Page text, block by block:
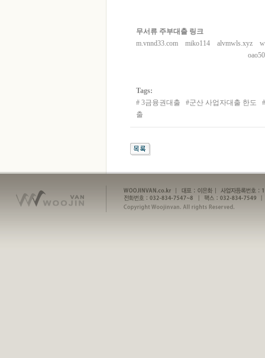
무서류 주부대출 링크
m.vnnd33.com
miko114 alvmwls.xyz
Tags:
#3금융권대출 #군산 사업자대출 한도 #
출